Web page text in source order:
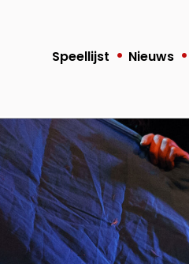
Speellijst Nieuws